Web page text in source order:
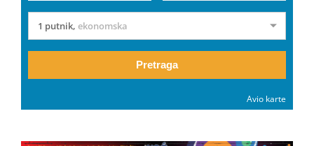
1 putnik, ekonomska
Pretraga
Avio karte